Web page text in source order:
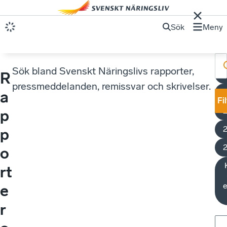
Sök Meny
R
a
p
p
o
rt
e
r
Sök bland Svenskt Näringslivs rapporter,
pressmeddelanden, remissvar och skrivelser.